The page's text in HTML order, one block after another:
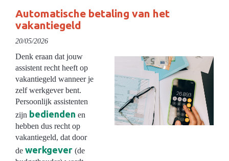
Automatische betaling van het
vakantiegeld
20/05/2026
Denk eraan dat jouw
assistent recht heeft op
vakantiegeld wanneer je
zelf werkgever bent.
Persoonlijk assistenten
zijn bedienden en
hebben dus recht op
vakantiegeld, dat door
de werkgever (de